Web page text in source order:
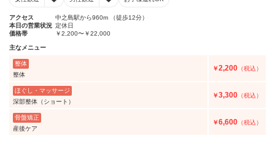
アクセス
中之島駅から960m （徒歩12分）
本日の営業状況 定休日
価格帯
￥2,200〜￥22,000
主なメニュー
整体
整体
￥2,200 （税込）
ほぐし・マッサージ
深部整体（ショート）
￥3,300 （税込）
骨盤矯正
産後ケア
￥6,600 （税込）